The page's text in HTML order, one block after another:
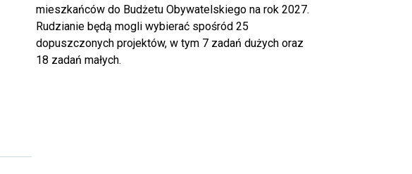
mieszkańców do Budżetu Obywatelskiego na rok 2027.
Rudzianie będą mogli wybierać spośród 25
dopuszczonych projektów, w tym 7 zadań dużych oraz
18 zadań małych.